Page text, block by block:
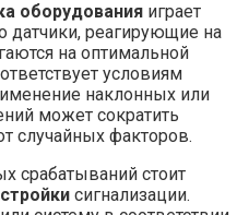
оборудования играет
датчики, реагирующие на
на оптимальной
условиям
наклонных или
может сократить
случайных факторов.
срабатываний стоит
сигнализации.